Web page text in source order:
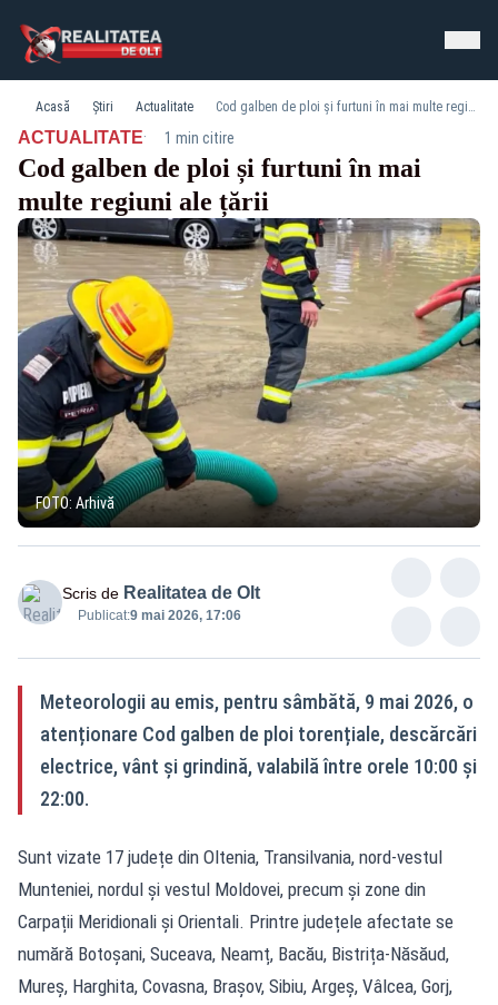
Acasă Știri Actualitate Cod galben de ploi și furtuni în mai multe regiuni ale țării
ACTUALITATE· 1 min citire
Cod galben de ploi și furtuni în mai
multe regiuni ale țării
FOTO: Arhivă
Scris de Realitatea de Olt
Publicat:9 mai 2026, 17:06
Meteorologii au emis, pentru sâmbătă, 9 mai 2026, o
atenționare Cod galben de ploi torențiale, descărcări
electrice, vânt și grindină, valabilă între orele 10:00 și
22:00.
Sunt vizate 17 județe din Oltenia, Transilvania, nord-vestul
Munteniei, nordul și vestul Moldovei, precum și zone din
Carpații Meridionali și Orientali. Printre județele afectate se
numără Botoșani, Suceava, Neamț, Bacău, Bistrița-Năsăud,
Mureș, Harghita, Covasna, Brașov, Sibiu, Argeș, Vâlcea, Gorj,